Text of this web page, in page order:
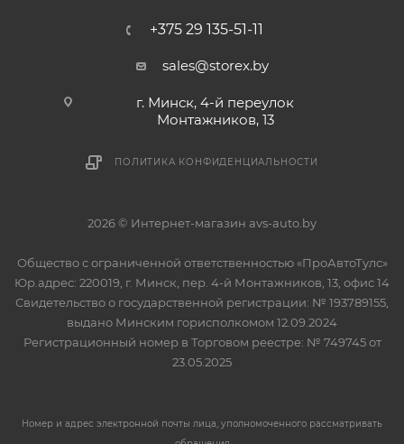
+375 29 135-51-11
sales@storex.by
г. Минск, 4-й переулок
Монтажников, 13
ПОЛИТИКА КОНФИДЕНЦИАЛЬНОСТИ
2026 © Интернет-магазин avs-auto.by
Общество с ограниченной ответственностью «ПроАвтоТулс»
Юр.адрес: 220019, г. Минск, пер. 4-й Монтажников, 13, офис 14
Свидетельство о государственной регистрации: № 193789155,
выдано Минским горисполкомом 12.09.2024
Регистрационный номер в Торговом реестре: № 749745 от
23.05.2025
Номер и адрес электронной почты лица, уполномоченного рассматривать